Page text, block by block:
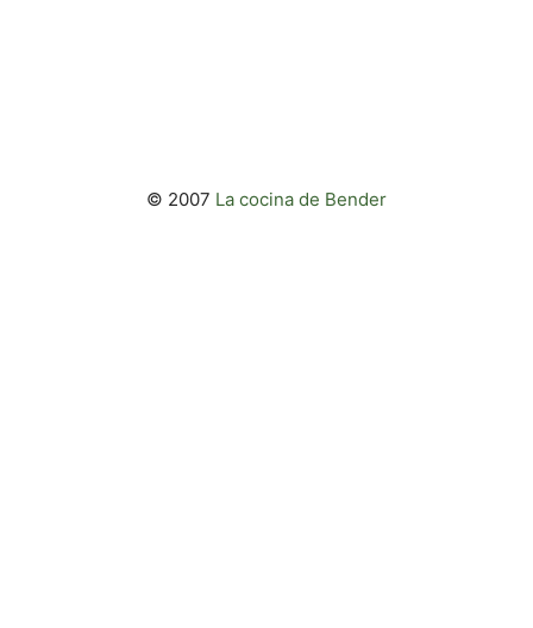
© 2007 La cocina de Bender